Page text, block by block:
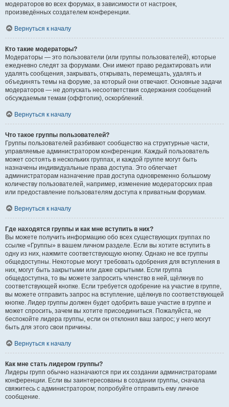
модераторов во всех форумах, в зависимости от настроек,
произведённых создателем конференции.
Вернуться к началу
Кто такие модераторы?
Модераторы — это пользователи (или группы пользователей), которые
ежедневно следят за форумами. Они имеют право редактировать или
удалять сообщения, закрывать, открывать, перемещать, удалять и
объединять темы на форуме, за который они отвечают. Основные задачи
модераторов — не допускать несоответствия содержания сообщений
обсуждаемым темам (оффтопик), оскорблений.
Вернуться к началу
Что такое группы пользователей?
Группы пользователей разбивают сообщество на структурные части,
управляемые администратором конференции. Каждый пользователь
может состоять в нескольких группах, и каждой группе могут быть
назначены индивидуальные права доступа. Это облегчает
администраторам назначение прав доступа одновременно большому
количеству пользователей, например, изменение модераторских прав
или предоставление пользователям доступа к приватным форумам.
Вернуться к началу
Где находятся группы и как мне вступить в них?
Вы можете получить информацию обо всех существующих группах по
ссылке «Группы» в вашем личном разделе. Если вы хотите вступить в
одну из них, нажмите соответствующую кнопку. Однако не все группы
общедоступны. Некоторые могут требовать одобрения для вступления в
них, могут быть закрытыми или даже скрытыми. Если группа
общедоступна, то вы можете запросить членство в ней, щёлкнув по
соответствующей кнопке. Если требуется одобрение на участие в группе,
вы можете отправить запрос на вступление, щёлкнув по соответствующей
кнопке. Лидер группы должен будет одобрить ваше участие в группе и
может спросить, зачем вы хотите присоединиться. Пожалуйста, не
беспокойте лидера группы, если он отклонил ваш запрос; у него могут
быть для этого свои причины.
Вернуться к началу
Как мне стать лидером группы?
Лидеры групп обычно назначаются при их создании администраторами
конференции. Если вы заинтересованы в создании группы, сначала
свяжитесь с администратором; попробуйте отправить ему личное
сообщение.